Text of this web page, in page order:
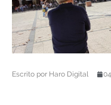
Escrito por Haro Digital